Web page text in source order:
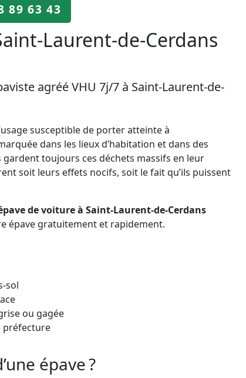
89 63 43
Laurent-de-Cerdans
agréé VHU 7j/7 à Saint-Laurent-de-
susceptible de porter atteinte à
dans les lieux d’habitation et dans des
toujours ces déchets massifs en leur
soit leurs effets nocifs, soit le fait qu’ils puissent
de voiture à Saint-Laurent-de-Cerdans
épave gratuitement et rapidement.
sol
ou gagée
préfecture
épave ?